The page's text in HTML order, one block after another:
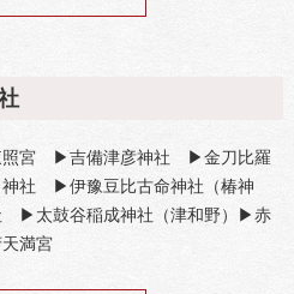
照宮 ▶吉備津彦神社 ▶金刀比羅
社 ▶伊豫豆比古命神社（椿神
太鼓谷稲成神社（津和野）▶赤
満宮